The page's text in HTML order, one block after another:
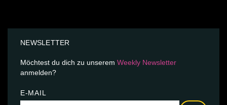
NEWSLETTER
Möchtest du dich zu unserem Weekly Newsletter
anmelden?
E-MAIL